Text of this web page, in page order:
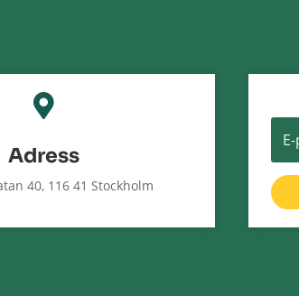

Adress
40, 116 41 Stockholm